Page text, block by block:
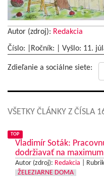
Autor (zdroj): Redakcia
Číslo: |Ročník: | Vyšlo: 11.
Zdieľanie a sociálne siete:
VŠETKY ČLÁNKY Z ČÍSLA
TOP
Vladimír Soták:
dodržiavať na maximum
Autor (zdroj): Redakcia
ŽELEZIARNE DOMA